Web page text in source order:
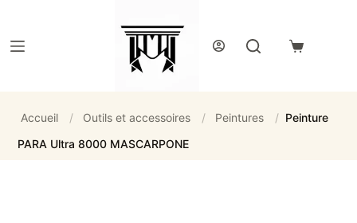
Panier
Accueil / Outils et accessoires / Peintures / Peinture
PARA Ultra 8000 MASCARPONE